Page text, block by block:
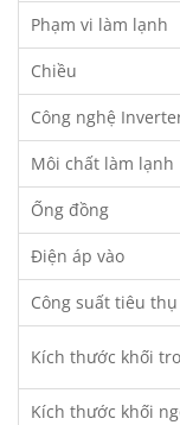
Phạm vi làm lạnh
Chiều
Công nghệ
Môi chất làm lạnh
Ống đồng
Điện áp vào
Công suất tiêu
Kích thước khối
Kích thước khối